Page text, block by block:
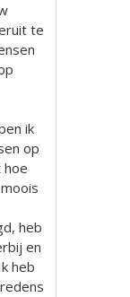
te
ik
op
hoe
heb
en
heb